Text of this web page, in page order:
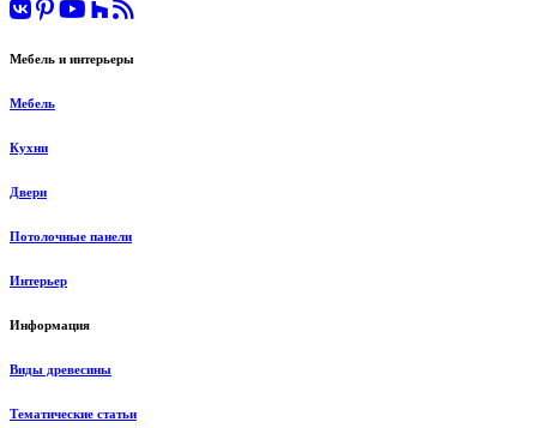
Мебель и интерьеры
Мебель
Кухни
Двери
Потолочные панели
Интерьер
Информация
Виды древесины
Тематические статьи